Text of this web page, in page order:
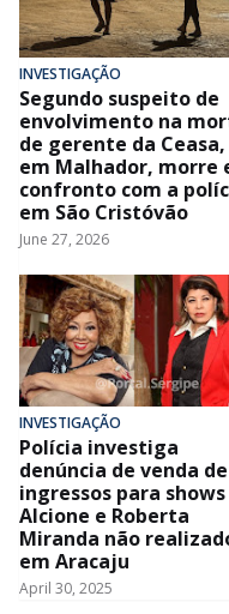
INVESTIGAÇÃO
Segundo suspeito de
envolvimento na
de gerente da Ceasa,
em Malhador, morre
confronto com a
em São Cristóvão
June 27, 2026
INVESTIGAÇÃO
Polícia investiga
denúncia de venda de
ingressos para shows
Alcione e Roberta
Miranda não
em Aracaju
April 30, 2025